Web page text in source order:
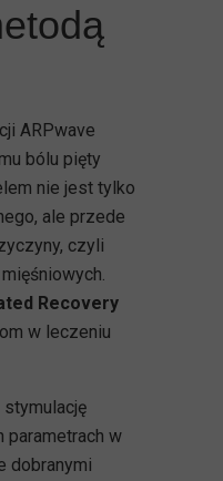
ARPwave
bólu pięty
nie jest tylko
ale przede
czyli
Recovery
w leczeniu
parametrach w
dobranymi